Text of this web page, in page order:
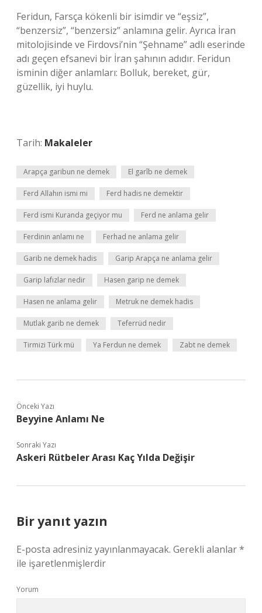
Feridun, Farsça kökenli bir isimdir ve “eşsiz”,
“benzersiz”, “benzersiz” anlamına gelir. Ayrıca İran
mitolojisinde ve Firdovsi’nin “Şehname” adlı eserinde
adı geçen efsanevi bir İran şahının adıdır. Feridun
isminin diğer anlamları: Bolluk, bereket, gür,
güzellik, iyi huylu.
Tarih: Makaleler
Arapça garibun ne demek El garîb ne demek
Ferd Allahın ismi mi Ferd hadis ne demektir
Ferd ismi Kuranda geçiyor mu Ferd ne anlama gelir
Ferdinin anlamı ne Ferhad ne anlama gelir
Garib ne demek hadis Garip Arapça ne anlama gelir
Garip lafızlar nedir Hasen garip ne demek
Hasen ne anlama gelir Metruk ne demek hadis
Mutlak garib ne demek Teferrüd nedir
Tirmizi Türk mü Ya Ferdun ne demek Zabt ne demek
Önceki Yazı
Beyyine Anlamı Ne
Sonraki Yazı
Askeri Rütbeler Arası Kaç Yılda Değişir
Bir yanıt yazın
E-posta adresiniz yayınlanmayacak. Gerekli alanlar*
ile işaretlenmişlerdir
Yorum